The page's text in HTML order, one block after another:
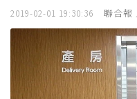
2019-02-01 19:30:36 聯合報